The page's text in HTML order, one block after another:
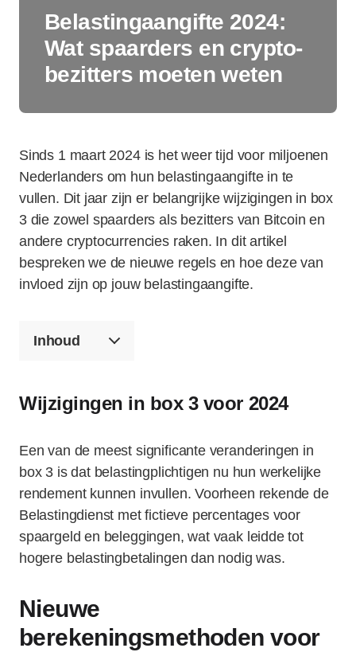
Belastingaangifte 2024:
Wat spaarders en crypto-
bezitters moeten weten
Sinds 1 maart 2024 is het weer tijd voor miljoenen
Nederlanders om hun belastingaangifte in te
vullen. Dit jaar zijn er belangrijke wijzigingen in box
3 die zowel spaarders als bezitters van Bitcoin en
andere cryptocurrencies raken. In dit artikel
bespreken we de nieuwe regels en hoe deze van
invloed zijn op jouw belastingaangifte.
Inhoud
Wijzigingen in box 3 voor 2024
Een van de meest significante veranderingen in
box 3 is dat belastingplichtigen nu hun werkelijke
rendement kunnen invullen. Voorheen rekende de
Belastingdienst met fictieve percentages voor
spaargeld en beleggingen, wat vaak leidde tot
hogere belastingbetalingen dan nodig was.
Nieuwe
berekeningsmethoden voor